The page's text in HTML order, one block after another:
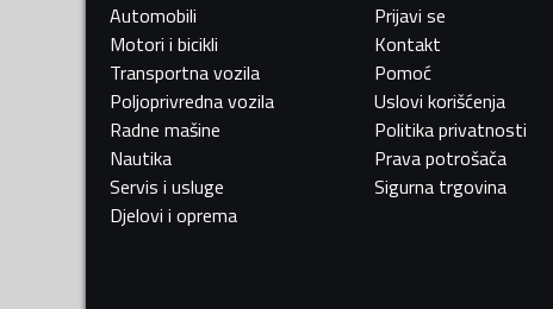
Automobili
Motori i bicikli
Transportna vozila
Poljoprivredna vozila
Radne mašine
Nautika
Servis i usluge
Djelovi i oprema
Prijavi se
Kontakt
Pomoć
Uslovi korišćenja
Politika privatnosti
Prava potrošača
Sigurna trgovina